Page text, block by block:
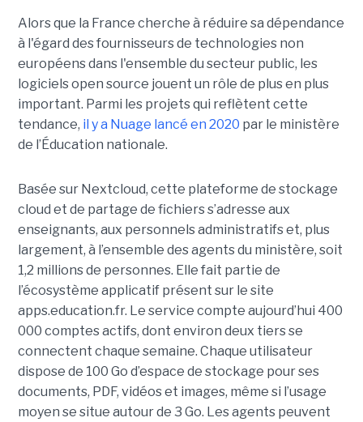
Alors que la France cherche à réduire sa dépendance
à l'égard des fournisseurs de technologies non
européens dans l'ensemble du secteur public, les
logiciels open source jouent un rôle de plus en plus
important. Parmi les projets qui reflètent cette
tendance, il y a Nuage lancé en 2020 par le ministère
de l’Éducation nationale.
Basée sur Nextcloud, cette plateforme de stockage
cloud et de partage de fichiers s’adresse aux
enseignants, aux personnels administratifs et, plus
largement, à l’ensemble des agents du ministère, soit
1,2 millions de personnes. Elle fait partie de
l’écosystème applicatif présent sur le site
apps.education.fr. Le service compte aujourd’hui 400
000 comptes actifs, dont environ deux tiers se
connectent chaque semaine. Chaque utilisateur
dispose de 100 Go d’espace de stockage pour ses
documents, PDF, vidéos et images, même si l’usage
moyen se situe autour de 3 Go. Les agents peuvent